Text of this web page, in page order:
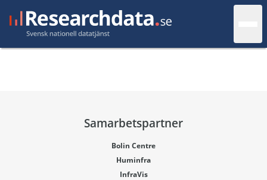
Samarbetspartner
Bolin Centre
Huminfra
InfraVis